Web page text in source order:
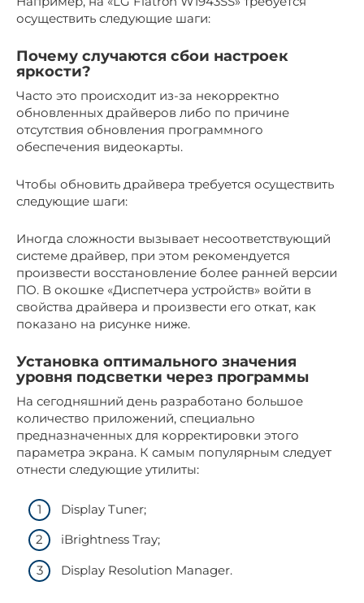
осуществить следующие шаги:
Почему случаются сбои настроек
яркости?
Часто это происходит из-за некорректно
обновленных драйверов либо по причине
отсутствия обновления программного
обеспечения видеокарты.
Чтобы обновить драйвера требуется осуществить
следующие шаги:
Иногда сложности вызывает несоответствующий
системе драйвер, при этом рекомендуется
произвести восстановление более ранней версии
ПО. В окошке «Диспетчера устройств» войти в
свойства драйвера и произвести его откат, как
показано на рисунке ниже.
Установка оптимального значения
уровня подсветки через программы
На сегодняшний день разработано большое
количество приложений, специально
предназначенных для корректировки этого
параметра экрана. К самым популярным следует
отнести следующие утилиты:
Display Tuner;
iBrightness Tray;
Display Resolution Manager.